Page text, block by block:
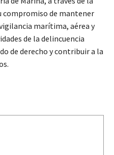
compromiso de mantener
marítima, aérea y
de la delincuencia
de derecho y contribuir a la